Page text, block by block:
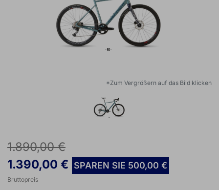
*Zum Vergrößern auf das Bild klicken
1.890,00 €
1.390,00 €
SPAREN SIE 500,00 €
Bruttopreis